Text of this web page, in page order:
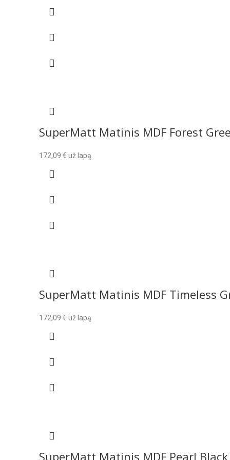
SuperMatt Matinis MDF Forest
172,09 € už lapą
SuperMatt Matinis MDF Timeless
172,09 € už lapą
SuperMatt Matinis MDF Pearl Black